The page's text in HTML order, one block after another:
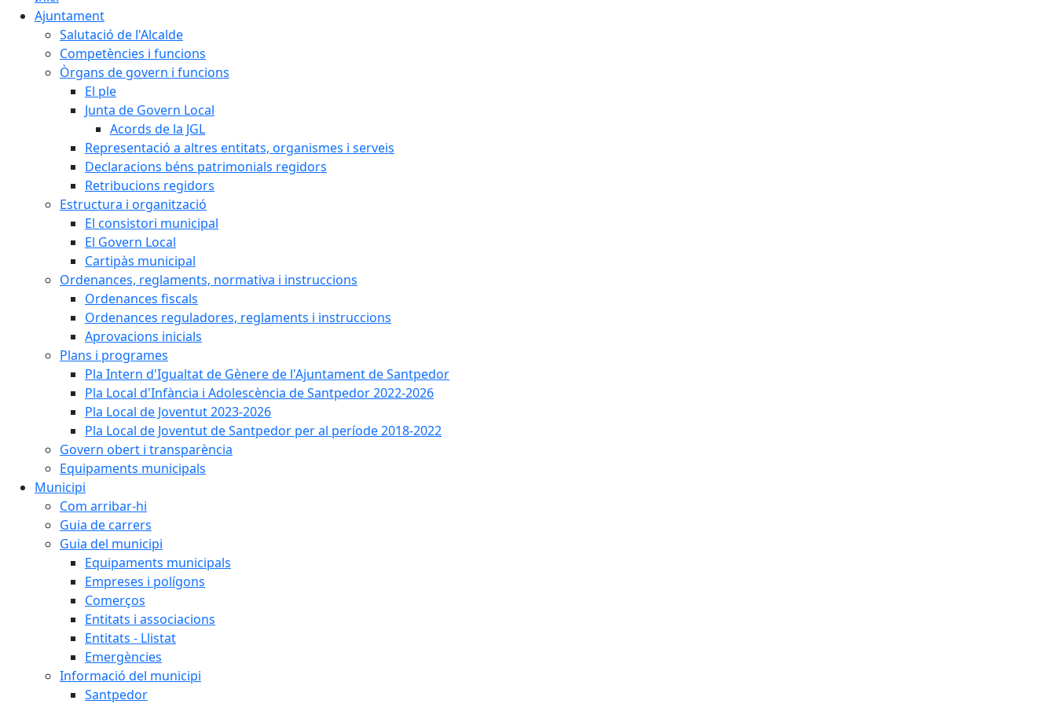
Ajuntament
Salutació de l'Alcalde
Competències i funcions
Òrgans de govern i funcions
El ple
Junta de Govern Local
Acords de la JGL
Representació a altres entitats, organismes i serveis
Declaracions béns patrimonials regidors
Retribucions regidors
Estructura i organització
El consistori municipal
El Govern Local
Cartipàs municipal
Ordenances, reglaments, normativa i instruccions
Ordenances fiscals
Ordenances reguladores, reglaments i instruccions
Aprovacions inicials
Plans i programes
Pla Intern d'Igualtat de Gènere de l'Ajuntament de Santpedor
Pla Local d'Infància i Adolescència de Santpedor 2022-2026
Pla Local de Joventut 2023-2026
Pla Local de Joventut de Santpedor per al període 2018-2022
Govern obert i transparència
Equipaments municipals
Municipi
Com arribar-hi
Guia de carrers
Guia del municipi
Equipaments municipals
Empreses i polígons
Comerços
Entitats i associacions
Entitats - Llistat
Emergències
Informació del municipi
Santpedor